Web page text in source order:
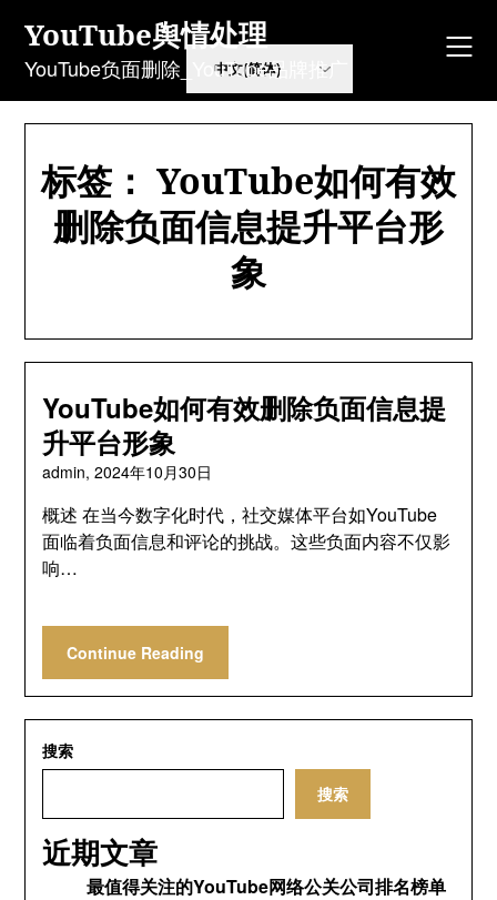
content
YouTube舆情处理
YouTube负面删除_YouTube品牌推广
标签： YouTube如何有效
删除负面信息提升平台形
象
YouTube如何有效删除负面信息提
升平台形象
admin,2024年10月30日
概述 在当今数字化时代，社交媒体平台如YouTube
面临着负面信息和评论的挑战。这些负面内容不仅影
响…
Continue Reading
搜索
搜索
近期文章
最值得关注的YouTube网络公关公司排名榜单